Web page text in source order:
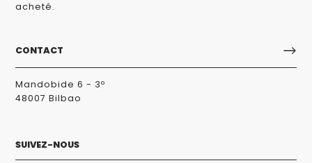
acheté.
CONTACT
Mandobide 6 - 3º
48007 Bilbao
SUIVEZ-NOUS